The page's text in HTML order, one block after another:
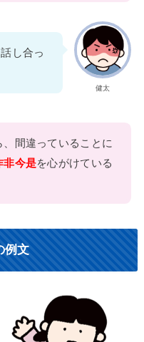
健太
し合っ
、間違っていることに
非今是を心がけている
例文